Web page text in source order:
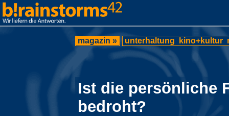
magazin » unterhaltung kino+kultur
Ist die persönliche
bedroht?